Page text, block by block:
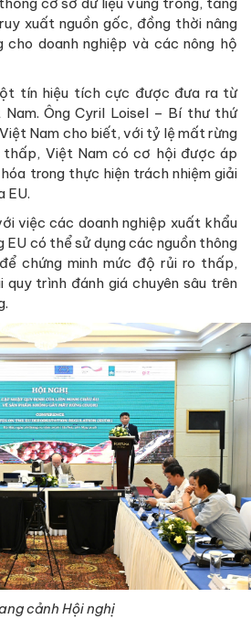
xuất nguồn gốc, đồng thời nâng
cho doanh nghiệp và các nông hộ
tín hiệu tích cực được đưa ra từ
Nam. Ông Cyril Loisel – Bí thư thứ
Nam cho biết, với tỷ lệ mất rừng
Việt Nam có cơ hội được áp
trong thực hiện trách nhiệm giải
EU.
việc các doanh nghiệp xuất khẩu
có thể sử dụng các nguồn thông
chứng minh mức độ rủi ro thấp,
trình đánh giá chuyên sâu trên
cảnh Hội nghị